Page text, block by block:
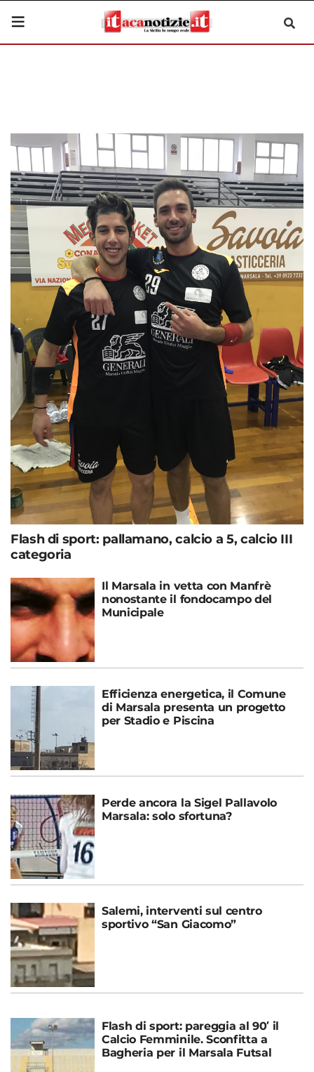
Flash di sport: pallamano, calcio a 5, calcio III
categoria
Il Marsala in vetta con Manfrè
nonostante il fondocampo del
Municipale
Efficienza energetica, il Comune
di Marsala presenta un progetto
per Stadio e Piscina
Perde ancora la Sigel Pallavolo
Marsala: solo sfortuna?
Salemi, interventi sul centro
sportivo “San Giacomo”
Flash di sport: pareggia al 90′ il
Calcio Femminile. Sconfitta a
Bagheria per il Marsala Futsal